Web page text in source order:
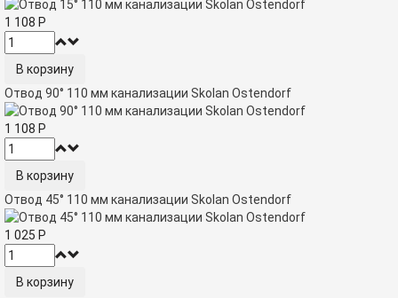
1 108 Р
Отвод 90° 110 мм канализации Skolan Ostendorf
1 108 Р
Отвод 45° 110 мм канализации Skolan Ostendorf
1 025 Р